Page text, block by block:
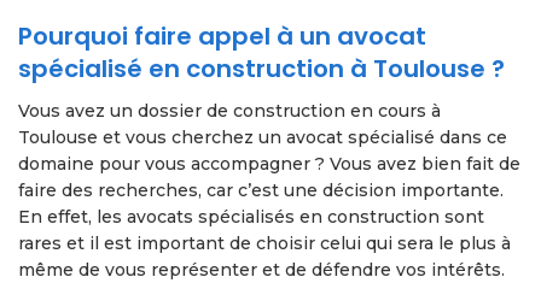
Pourquoi faire appel à un avocat
spécialisé en construction à Toulouse ?
Vous avez un dossier de construction en cours à
Toulouse et vous cherchez un avocat spécialisé dans ce
domaine pour vous accompagner ? Vous avez bien fait de
faire des recherches, car c’est une décision importante.
En effet, les avocats spécialisés en construction sont
rares et il est important de choisir celui qui sera le plus à
même de vous représenter et de défendre vos intérêts.